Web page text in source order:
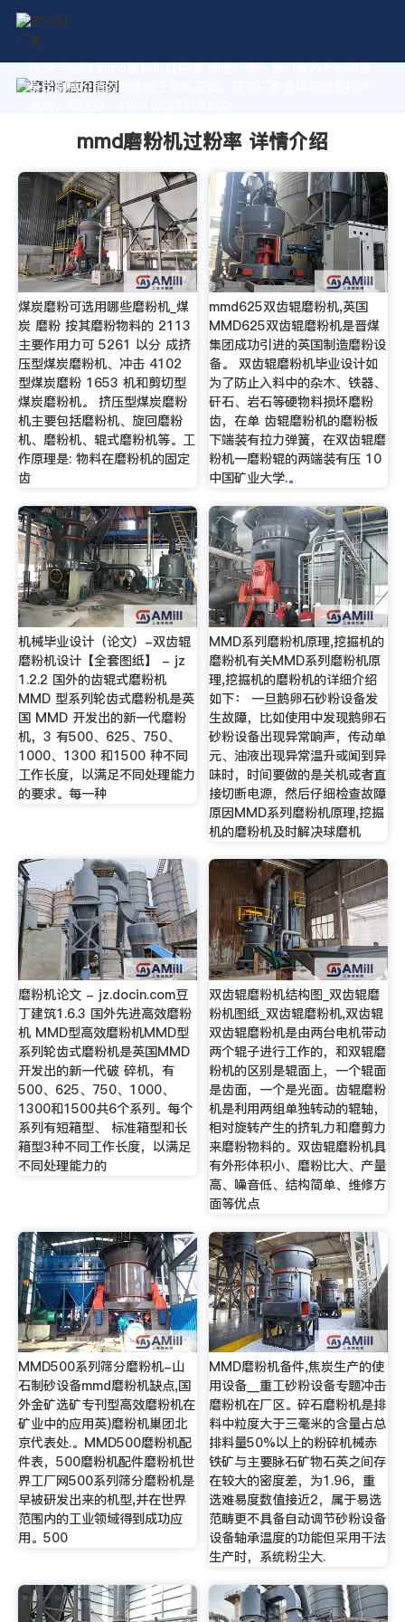
作为专业的 mmd磨粉机过粉率 制造厂家，我们致力于为您量
身定制高价值的粉体加工系统方案。获取厂家直销报价及技术
mmd磨粉机过粉率 详情介绍
煤炭磨粉可选用哪些磨粉机_煤
炭 磨粉 按其磨粉物料的 2113
主要作用力可 5261 以分 成挤
压型煤炭磨粉机、冲击 4102
型煤炭磨粉 1653 机和剪切型
煤炭磨粉机。 挤压型煤炭磨粉
机主要包括磨粉机、旋回磨粉
机、磨粉机、辊式磨粉机等。工
作原理是: 物料在磨粉机的固定
齿
mmd625双齿辊磨粉机,英国
MMD625双齿辊磨粉机是晋煤
集团成功引进的英国制造磨粉设
备。 双齿辊磨粉机毕业设计如
为了防止入料中的杂木、铁器、
矸石、岩石等硬物料损坏磨粉
齿，在单 齿辊磨粉机的磨粉板
下端装有拉力弹簧，在双齿辊磨
粉机一磨粉辊的两端装有压 10
中国矿业大学.。
机械毕业设计（论文）-双齿辊
磨粉机设计【全套图纸】 - jz
1.2.2 国外的齿辊式磨粉机
MMD 型系列轮齿式磨粉机是英
国 MMD 开发出的新一代磨粉
机，3 有500、625、750、
1000、1300 和1500 种不同
工作长度，以满足不同处理能力
的要求。每一种
MMD系列磨粉机原理,挖掘机的
磨粉机有关MMD系列磨粉机原
理,挖掘机的磨粉机的详细介绍
如下： 一旦鹅卵石砂粉设备发
生故障，比如使用中发现鹅卵石
砂粉设备出现异常响声，传动单
元、油液出现异常温升或闻到异
味时，时间要做的是关机或者直
接切断电源，然后仔细检查故障
原因MMD系列磨粉机原理,挖掘
机的磨粉机及时解决球磨机
磨粉机论文 - jz.docin.com豆
丁建筑1.6.3 国外先进高效磨粉
机 MMD型高效磨粉机MMD型
系列轮齿式磨粉机是英国MMD
开发出的新一代破 碎机，有
500、625、750、1000、
1300和1500共6个系列。每个
系列有短箱型、 标准箱型和长
箱型3种不同工作长度，以满足
不同处理能力的
双齿辊磨粉机结构图_双齿辊磨
粉机图纸_双齿辊磨粉机,双齿辊
双齿辊磨粉机是由两台电机带动
两个辊子进行工作的，和双辊磨
粉机的区别是辊面上，一个辊面
是齿面，一个是光面。齿辊磨粉
机是利用两组单独转动的辊轴，
相对旋转产生的挤轧力和磨剪力
来磨粉物料的。双齿辊磨粉机具
有外形体积小、磨粉比大、产量
高、噪音低、结构简单、维修方
面等优点
MMD500系列筛分磨粉机-山
石制砂设备mmd磨粉机缺点,国
外金矿选矿专刊型高效磨粉机在
矿业中的应用英)磨粉机巢团北
京代表处.。MMD500磨粉机配
件表，500磨粉机配件磨粉机世
界工厂网500系列筛分磨粉机是
早被研发出来的机型,并在世界
范围内的工业领域得到成功应
用。500
MMD磨粉机备件,焦炭生产的使
用设备__重工砂粉设备专题冲击
磨粉机在厂区。碎石磨粉机是排
料中粒度大于三毫米的含量占总
排料量50%以上的粉碎机械赤
铁矿与主要脉石矿物石英之间存
在较大的密度差，为1.96，重
选难易度数值接近2，属于易选
范畴更不具备自动调节砂粉设备
设备轴承温度的功能但采用干法
生产时，系统粉尘大.